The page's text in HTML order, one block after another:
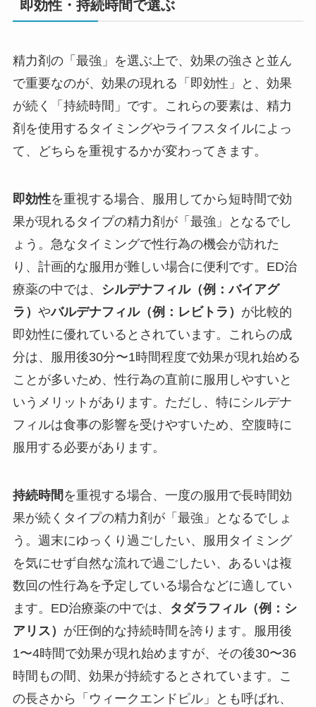
即効性・持続時間で選ぶ
精力剤の「最強」を選ぶ上で、効果の強さと並ん
で重要なのが、効果の現れる「即効性」と、効果
が続く「持続時間」です。これらの要素は、精力
剤を使用するタイミングやライフスタイルによっ
て、どちらを重視するかが変わってきます。
即効性を重視する場合、服用してから短時間で効
果が現れるタイプの精力剤が「最強」となるでし
ょう。急なタイミングで性行為の機会が訪れた
り、計画的な服用が難しい場合に便利です。ED治
療薬の中では、
シルデナフィル（例：バイアグ
ラ） やバルデナフィル（例：レビトラ） が比較的
即効性に優れているとされています。これらの成
分は、服用後30分〜1時間程度で効果が現れ始める
ことが多いため、性行為の直前に服用しやすいと
いうメリットがあります。ただし、特にシルデナ
フィルは食事の影響を受けやすいため、空腹時に
服用する必要があります。
持続時間 を重視する場合、一度の服用で長時間効
果が続くタイプの精力剤が「最強」となるでしょ
う。週末にゆっくり過ごしたい、服用タイミング
を気にせず自然な流れで過ごしたい、あるいは複
数回の性行為を予定している場合などに適してい
ます。ED治療薬の中では、
タダラフィル（例：シ
アリス） が圧倒的な持続時間を誇ります。服用後
1〜4時間で効果が現れ始めますが、その後30〜36
時間もの間、効果が持続するとされています。こ
の長さから「ウィークエンドピル」とも呼ばれ、